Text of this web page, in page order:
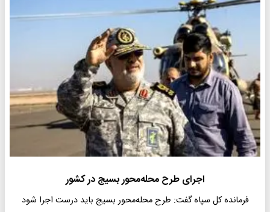
اجرای طرح محله‌محور بسیج در کشور
فرمانده کل سپاه گفت: طرح محله‌محور بسیج باید درست اجرا شود